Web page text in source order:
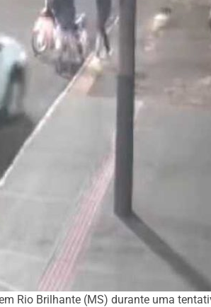
Rio Brilhante (MS) durante uma